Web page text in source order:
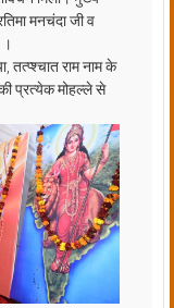
मनचंदा जी व
।
तत्प्श्चात राम नाम के
प्रत्येक मोहल्ले से